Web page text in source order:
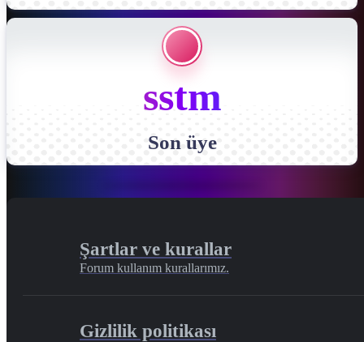
sstm
Son üye
Şartlar ve kurallar
Forum kullanım kurallarımız.
Gizlilik politikası